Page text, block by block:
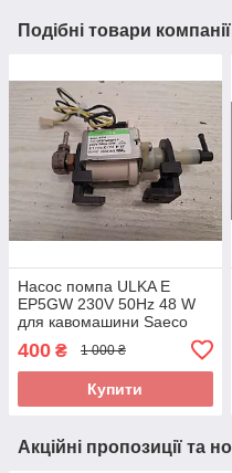
Подібні товари компанії
Насос помпа ULKA E
EP5GW 230V 50Hz 48 W
для кавомашини Saeco
Aulika Top SUP040RB_3 б/
у
400 ₴ 1 000 ₴
Купити
Акційні пропозиції та